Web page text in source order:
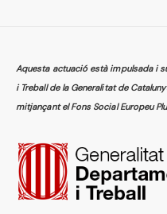
Aquesta actuació està impulsada i
i Treball de la Generalitat de
mitjançant el Fons Social Europeu